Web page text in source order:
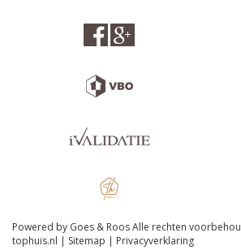
Powered by Goes & RoosAlle rechten
tophuis.nl | Sitemap | Privacyverklaring